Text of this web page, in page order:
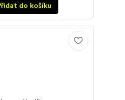
do košíku